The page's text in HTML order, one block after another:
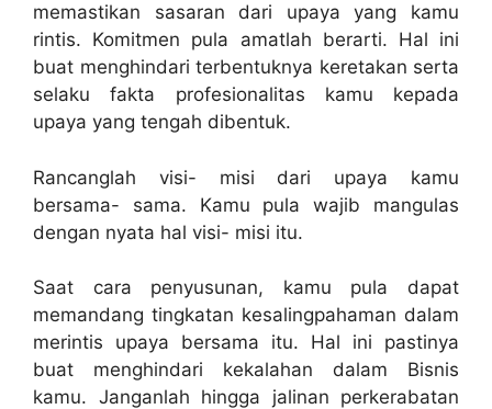
memastikan sasaran dari upaya yang kamu
rintis. Komitmen pula amatlah berarti. Hal ini
buat menghindari terbentuknya keretakan serta
selaku fakta profesionalitas kamu kepada
upaya yang tengah dibentuk.
Rancanglah visi- misi dari upaya kamu
bersama- sama. Kamu pula wajib mangulas
dengan nyata hal visi- misi itu.
Saat cara penyusunan, kamu pula dapat
memandang tingkatan kesalingpahaman dalam
merintis upaya bersama itu. Hal ini pastinya
buat menghindari kekalahan dalam Bisnis
kamu. Janganlah hingga jalinan perkerabatan